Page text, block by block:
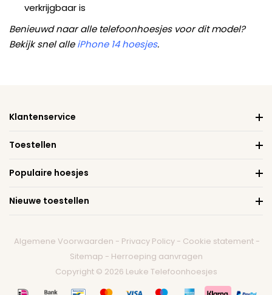
verkrijgbaar is
Benieuwd naar alle telefoonhoesjes voor dit model?
Bekijk snel alleiPhone 14 hoesjes.
Klantenservice
Toestellen
Populaire hoesjes
Nieuwe toestellen
Algemene Voorwaarden - Privacy Policy - Cookie statement -
Sitemap - Herroeping aanvragen
Copyright © 2026 Leuke Telefoonhoesjes